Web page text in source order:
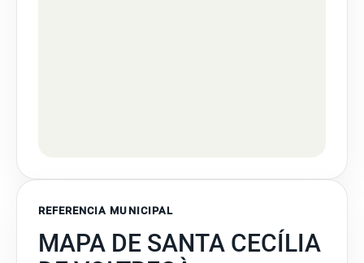
REFERENCIA MUNICIPAL
MAPA DE SANTA CECÍLIA